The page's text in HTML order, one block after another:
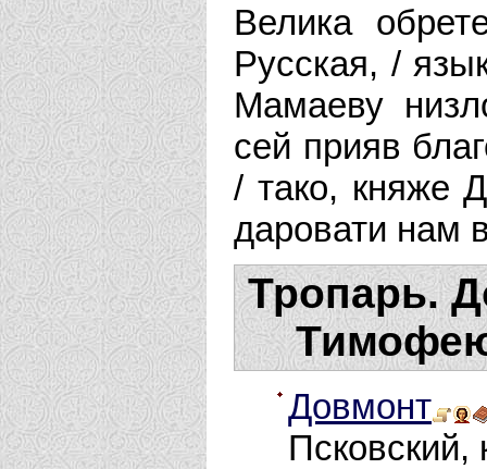
Велика
Русская, /
Мамаеву
сей прияв
/ тако, княже
даровати нам
Тропарь.
Довмонт
Псковский,